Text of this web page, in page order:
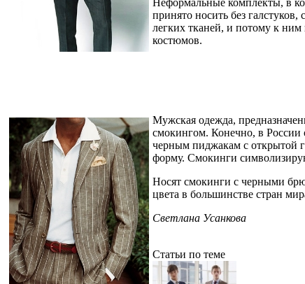
принято носить без
легких тканей, и потому к ним
костюмов.
Мужская одежда,
смокингом. Конечно, в России
черным пиджакам с открытой
форму. Смокинги
Носят смокинги с черными
цвета в большинстве стран
Светлана Усанкова
Статьи по теме